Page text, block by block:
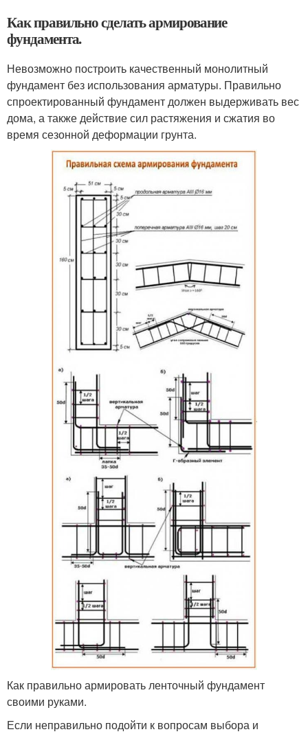
Как правильно сделать армирование
фундамента.
Невозможно построить качественный монолитный
фундамент без использования арматуры. Правильно
спроектированный фундамент должен выдерживать вес
дома, а также действие сил растяжения и сжатия во
время сезонной деформации грунта.
Как правильно армировать ленточный фундамент
своими руками.
Если неправильно подойти к вопросам выбора и